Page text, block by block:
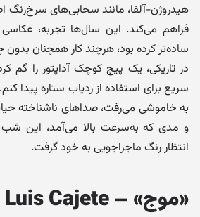
فراهم می‌کند. این سال‌ها تجربه، عکاسی
ساده‌تر کرده بود، هرچند کار همچنان
در تاریکی، یک پیچ کوچک آداپتور را گم
سریع برای استفاده از ردیاب ستاره پیدا
به خاموشی می‌رفت، صداهای ناشناخته
و مدی که به‌سرعت بالا می‌آمد، این
انتظار رنگ ماجراجویی به خود گرفت.
«موج» – Luis Cajete